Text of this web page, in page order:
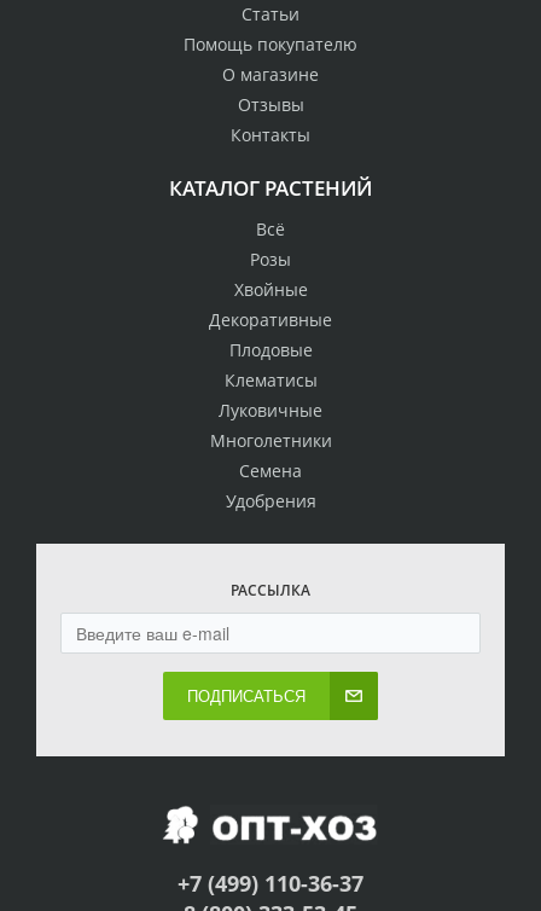
Статьи
Помощь покупателю
О магазине
Отзывы
Контакты
КАТАЛОГ РАСТЕНИЙ
Всё
Розы
Хвойные
Декоративные
Плодовые
Клематисы
Луковичные
Многолетники
Семена
Удобрения
РАССЫЛКА
ПОДПИСАТЬСЯ
+7 (499) 110-36-37